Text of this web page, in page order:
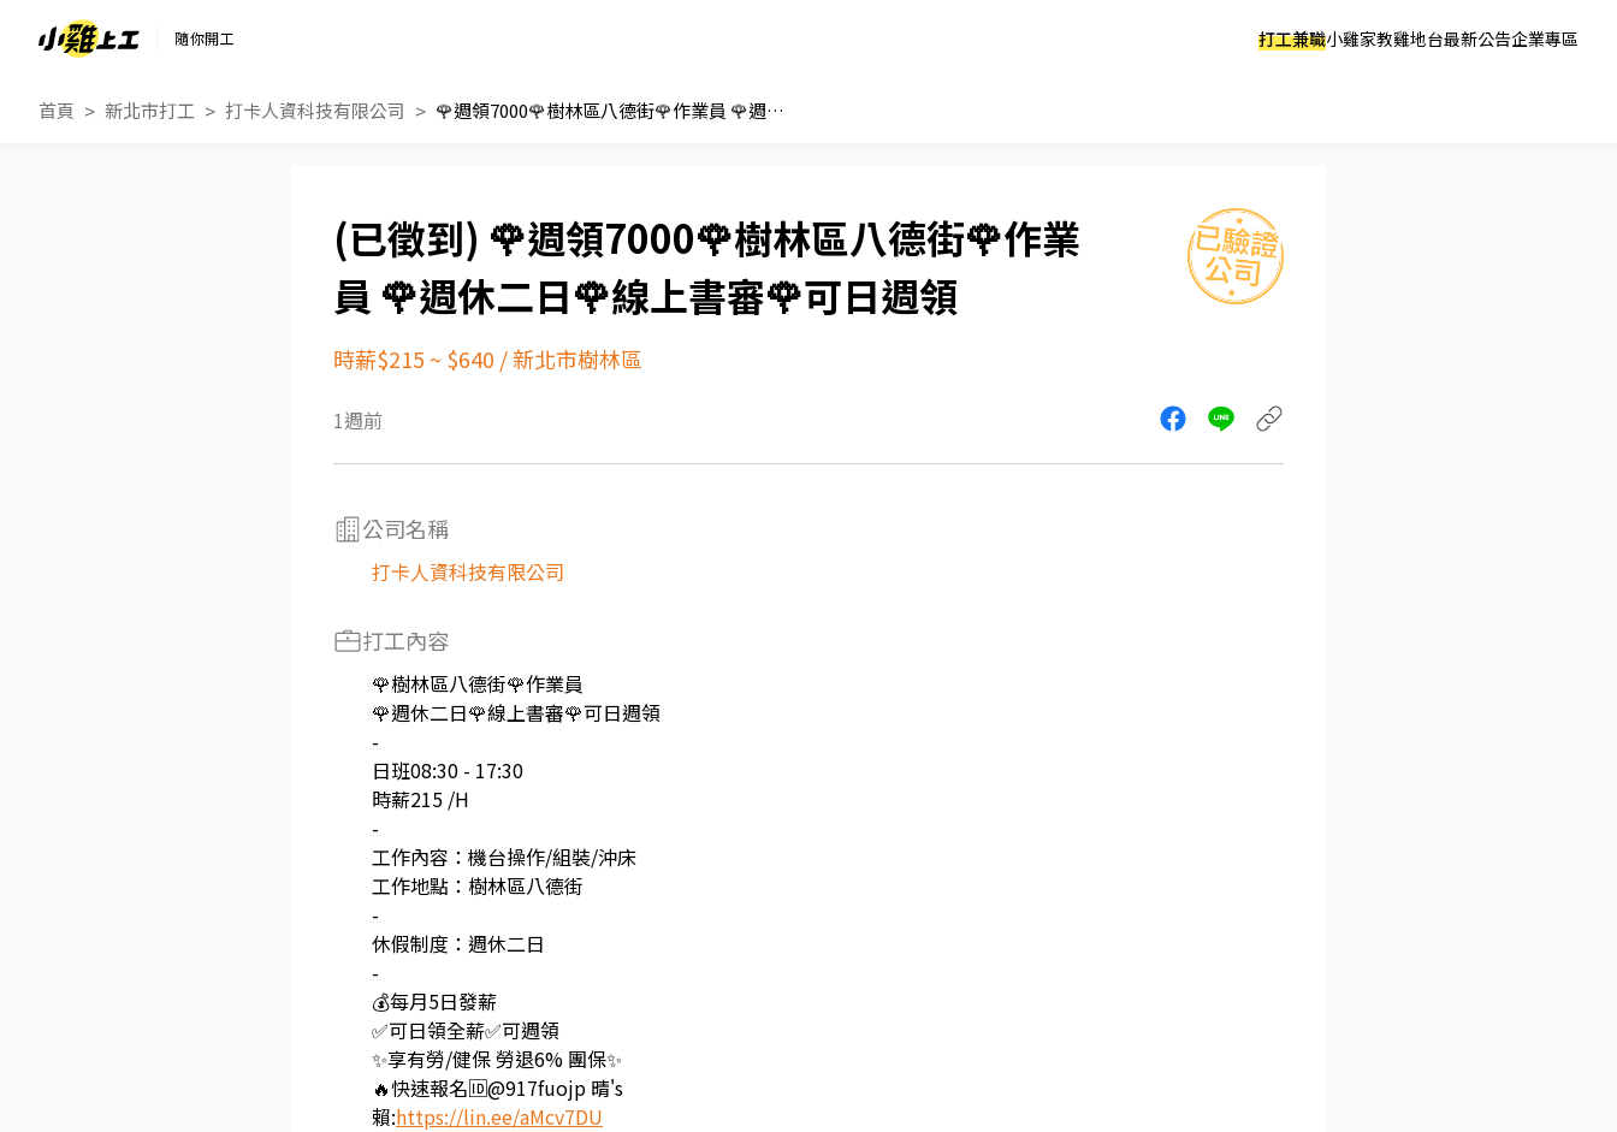
隨你開工 打工兼職小雞家教雞地台最新公告企業專區
首頁 新北市打工 打卡人資科技有限公司 🌹週領7000🌹樹林區八德街🌹作業員 🌹週休二日🌹線上書審🌹可日週領
🌹週領7000🌹樹林區八德街🌹作業
員 🌹週休二日🌹線上書審🌹可日週領
時薪$215 ~ $640 /新北市樹林區
1週前
公司名稱
打卡人資科技有限公司
打工內容
🌹樹林區八德街🌹作業員
🌹週休二日🌹線上書審🌹可日週領
-
日班08:30 - 17:30
時薪215 /H
-
工作內容：機台操作/組裝/沖床
工作地點：樹林區八德街
-
休假制度：週休二日
-
💰每月5日發薪
✅可日領全薪✅可週領
✨享有勞/健保 勞退6% 團保✨
🔥快速報名🆔@917fuojp 晴's
賴:https://lin.ee/aMcv7DU